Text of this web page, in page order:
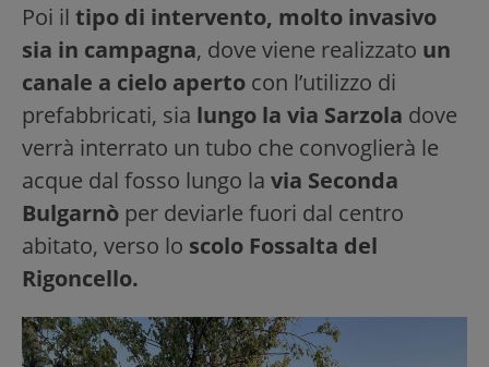
Poi il tipo di intervento, molto invasivo
sia in campagna, dove viene realizzato un
canale a cielo aperto con l’utilizzo di
prefabbricati, sia lungo la via Sarzola dove
verrà interrato un tubo che convoglierà le
acque dal fosso lungo la via Seconda
Bulgarnò per deviarle fuori dal centro
abitato, verso lo scolo Fossalta del
Rigoncello.